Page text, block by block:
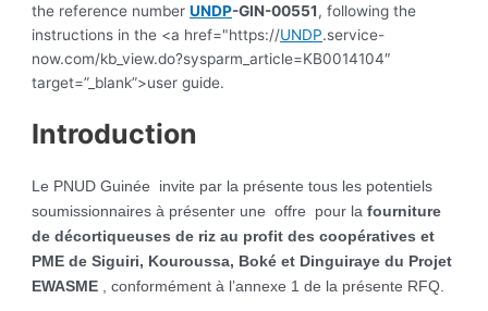
the reference numberUNDP-GIN-00551, following the
instructions in the <a href="https://UNDP.service-
now.com/kb_view.do?sysparm_article=KB0014104″
target=”_blank”>user guide.
Introduction
Le PNUD Guinée invite par la présente tous les potentiels
soumissionnaires à présenter une offre pour lafourniture
de décortiqueuses de riz au profit des coopératives et
PME de Siguiri, Kouroussa, Boké et Dinguiraye du Projet
EWASME , conformément à l’annexe 1 de la présente RFQ.